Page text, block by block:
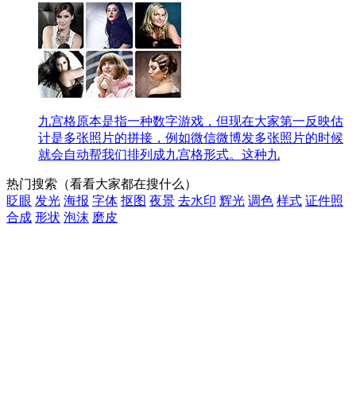
九宫格原本是指一种数字游戏，但现在大家第一反映估
计是多张照片的拼接，例如微信微博发多张照片的时候
就会自动帮我们排列成九宫格形式。这种九
热门搜索 （看看大家都在搜什么）
眨眼 发光 海报 字体 抠图 夜景 去水印 辉光 调色 样式 证件照
合成 形状 泡沫 磨皮